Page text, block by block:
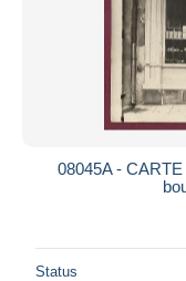
08045A -
Status